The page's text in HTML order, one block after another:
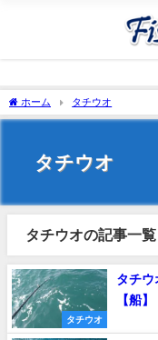
ホーム タチウオ
タチウオ
タチウオの記事一覧
タチウオ
タチウ
【船】